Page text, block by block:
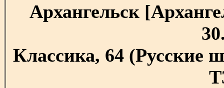
Архангельск
Классика, 64 (Русские